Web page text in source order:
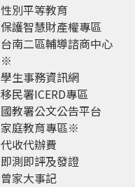
性別平等教育
保護智慧財產權專區
台南二區輔導諮商中心
※
學生事務資訊網
移民署ICERD專區
國教署公文公告平台
家庭教育專區※
代收代辦費
即測即評及發證
曾家大事記